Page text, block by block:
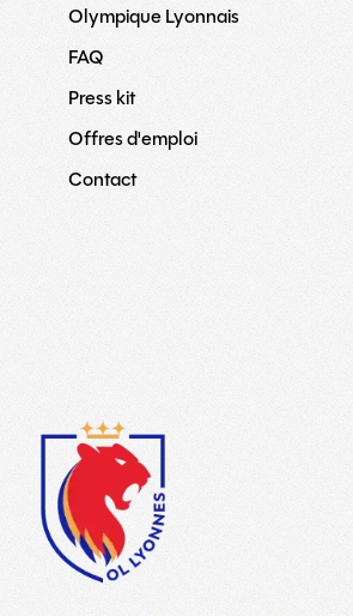
Olympique Lyonnais
FAQ
Press kit
Offres d'emploi
Contact